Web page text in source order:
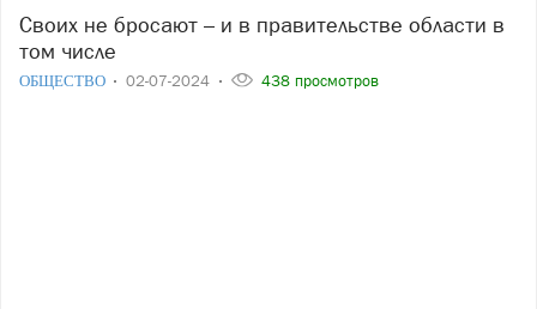
Своих не бросают – и в правительстве области в
том числе
ОБЩЕСТВО 02-07-2024 438 просмотров